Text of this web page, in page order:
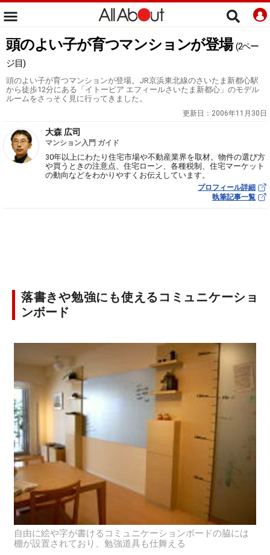
頭のよい子が育つマンションが登場 (2ペー
ジ目)
頭のよい子が育つマンションが登場。JR京浜東北線のさいたま新都心駅
から徒歩12分にある「イトーピア エフィールさいたま新都心」のモデル
ルームをさっそく見に行ってきました。
更新日： 2006年11月30日
大森 広司
マンション入門 ガイド
30年以上にわたり住宅市場や不動産業界を取材。物件の選び方
や買うときの注意点、住宅ローン、各種税制、住宅マーケット
の動向などをわかりやすくお伝えしています。
プロフィール詳細
執筆記事一覧
落書きや勉強にも使えるコミュニケーショ
ンボード
自由に絵や字が書けるコミュニケーションボードの脇には
棚が設置されており、勉強道具も仕舞える